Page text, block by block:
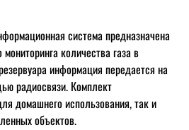
система предназначена
количества газа в
информация передается на
радиосвязи. Комплект
домашнего использования, так и
объектов.